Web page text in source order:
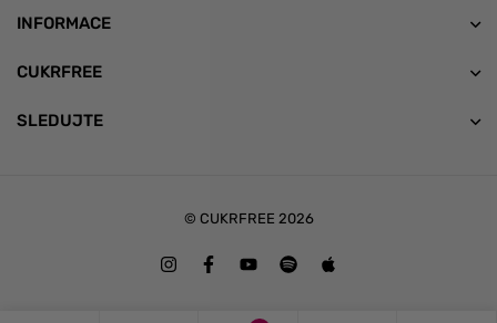
INFORMACE
CUKRFREE
SLEDUJTE
© CUKRFREE 2026